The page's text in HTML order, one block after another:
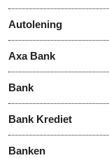
Autolening
Axa Bank
Bank
Bank Krediet
Banken